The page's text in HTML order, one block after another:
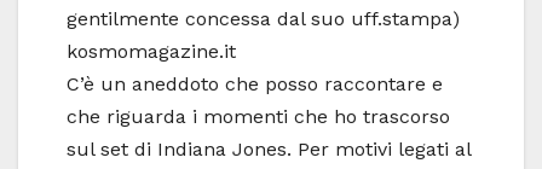
gentilmente concessa dal suo uff.stampa)
kosmomagazine.it
C’è un aneddoto che posso raccontare e
che riguarda i momenti che ho trascorso
sul set di Indiana Jones. Per motivi legati al